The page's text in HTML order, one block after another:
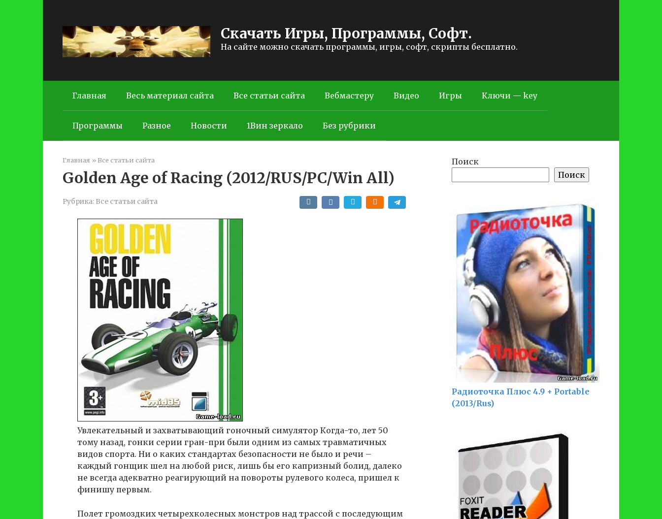
Скачать Игры, Программы, Софт.
На сайте можно скачать программы, игры, софт, скрипты бесплатно.
Главная Весь материал сайта Все статьи сайта Вебмастеру Видео Игры Ключи — key
Программы Разное Новости 1Вин зеркало Без рубрики
Главная »Все статьи сайта
Golden Age of Racing (2012/RUS/PC/Win All)
Рубрика: Все статьи сайта
Увлекательный и захватывающий гоночный симулятор Когда-то, лет 50
тому назад, гонки серии гран-при были одним из самых травматичных
видов спорта. Ни о каких стандартах безопасности не было и речи –
каждый гонщик шел на любой риск, лишь бы его капризный болид, далеко
не всегда адекватно реагирующий на повороты рулевого колеса, пришел к
финишу первым.
Полет громоздких четырехколесных монстров над трассой с последующим
Поиск
Поиск
Радиоточка Плюс 4.9 + Portable
(2013/Rus)